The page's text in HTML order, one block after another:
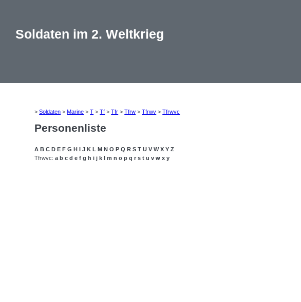
Soldaten im 2. Weltkrieg
>Soldaten >Marine >T >Tf >Tfr >Tfrw >Tfrwv >Tfrwvc
Personenliste
A B C D E F G H I J K L M N O P Q R S T U V W X Y Z
Tfrwvc:a b c d e f g h i j k l m n o p q r s t u v w x y